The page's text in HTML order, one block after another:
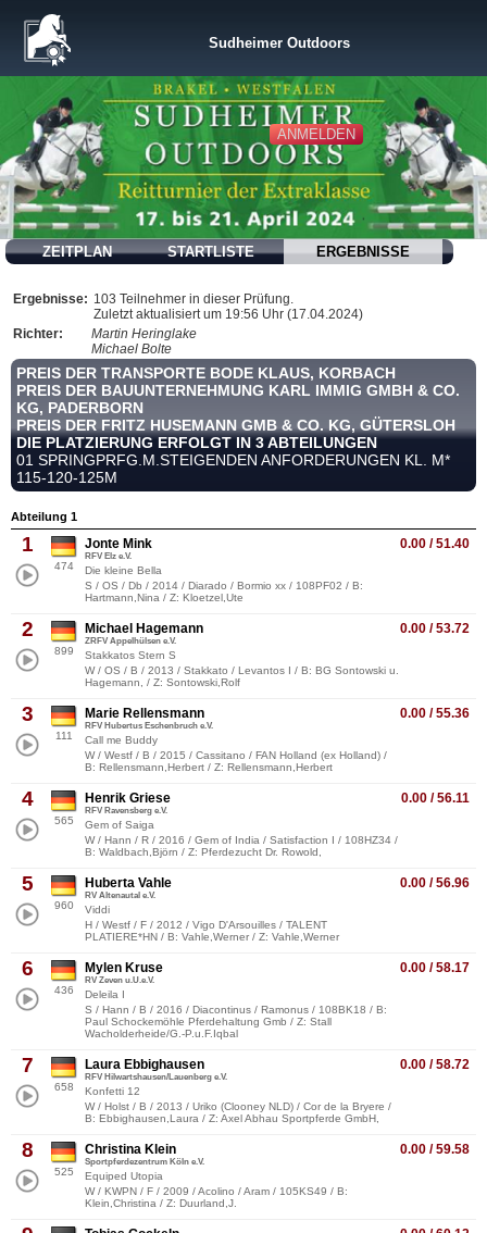
ANMELDEN
Sudheimer Outdoors
ZEITPLAN STARTLISTE ERGEBNISSE
Ergebnisse: 103 Teilnehmer in dieser Prüfung.
Zuletzt aktualisiert um 19:56 Uhr (17.04.2024)
Richter:
Martin Heringlake
Michael Bolte
PREIS DER TRANSPORTE BODE KLAUS, KORBACH
PREIS DER BAUUNTERNEHMUNG KARL IMMIG GMBH & CO.
KG, PADERBORN
PREIS DER FRITZ HUSEMANN GMB & CO. KG, GÜTERSLOH
DIE PLATZIERUNG ERFOLGT IN 3 ABTEILUNGEN
01 SPRINGPRFG.M.STEIGENDEN ANFORDERUNGEN KL. M*
115-120-125M
Abteilung 1
1
474
0.00 / 51.40
Jonte Mink
RFV Elz e.V.
Die kleine Bella
S / OS / Db / 2014 / Diarado / Bormio xx / 108PF02 / B:
Hartmann,Nina / Z: Kloetzel,Ute
2
899
0.00 / 53.72
Michael Hagemann
ZRFV Appelhülsen e.V.
Stakkatos Stern S
W / OS / B / 2013 / Stakkato / Levantos I / B: BG Sontowski u.
Hagemann, / Z: Sontowski,Rolf
3
111
0.00 / 55.36
Marie Rellensmann
RFV Hubertus Eschenbruch e.V.
Call me Buddy
W / Westf / B / 2015 / Cassitano / FAN Holland (ex Holland) /
B: Rellensmann,Herbert / Z: Rellensmann,Herbert
4
565
0.00 / 56.11
Henrik Griese
RFV Ravensberg e.V.
Gem of Saiga
W / Hann / R / 2016 / Gem of India / Satisfaction I / 108HZ34 /
B: Waldbach,Björn / Z: Pferdezucht Dr. Rowold,
5
960
0.00 / 56.96
Huberta Vahle
RV Altenautal e.V.
Viddi
H / Westf / F / 2012 / Vigo D'Arsouilles / TALENT
PLATIERE*HN / B: Vahle,Werner / Z: Vahle,Werner
6
436
0.00 / 58.17
Mylen Kruse
RV Zeven u.U.e.V.
Deleila I
S / Hann / B / 2016 / Diacontinus / Ramonus / 108BK18 / B:
Paul Schockemöhle Pferdehaltung Gmb / Z: Stall
Wacholderheide/G.-P.u.F.Iqbal
7
658
0.00 / 58.72
Laura Ebbighausen
RFV Hilwartshausen/Lauenberg e.V.
Konfetti 12
W / Holst / B / 2013 / Uriko (Clooney NLD) / Cor de la Bryere /
B: Ebbighausen,Laura / Z: Axel Abhau Sportpferde GmbH,
8
525
0.00 / 59.58
Christina Klein
Sportpferdezentrum Köln e.V.
Equiped Utopia
W / KWPN / F / 2009 / Acolino / Aram / 105KS49 / B:
Klein,Christina / Z: Duurland,J.